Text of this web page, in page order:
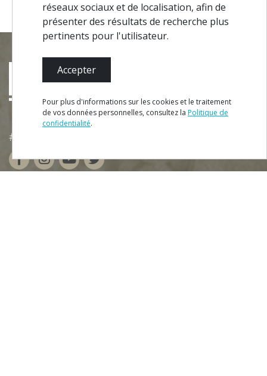
#ROT
réseaux sociaux et de localisation, afin de
présenter des résultats de recherche plus
pertinents pour l'utilisateur.
Accepter
Pour plus d'informations sur les cookies et le traitement
de vos données personnelles, consultez la Politique de
confidentialité.